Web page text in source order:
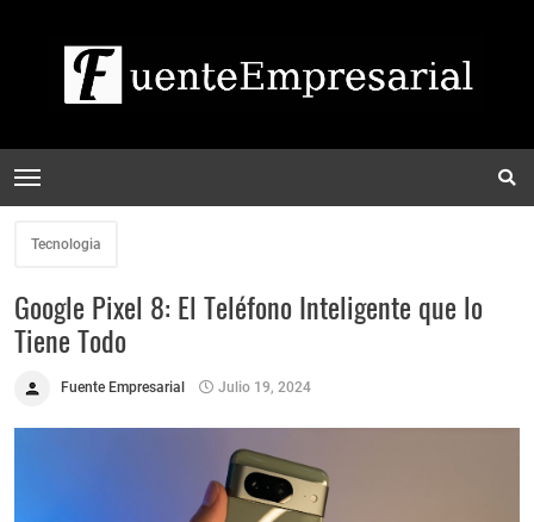
Tecnologia
Google Pixel 8: El Teléfono Inteligente que lo
Tiene Todo
Fuente Empresarial Julio 19, 2024